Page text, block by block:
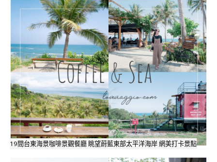
19間台東海景咖啡景觀餐廳 眺望蔚藍東部太平洋海岸 網美打卡景點